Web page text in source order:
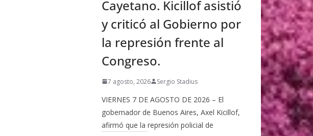
Cayetano. Kicillof asistió
y criticó al Gobierno por
la represión frente al
Congreso.
7 agosto, 2026 Sergio Stadius
VIERNES 7 DE AGOSTO DE 2026 – El
gobernador de Buenos Aires, Axel Kicillof,
afirmó que la represión policial de